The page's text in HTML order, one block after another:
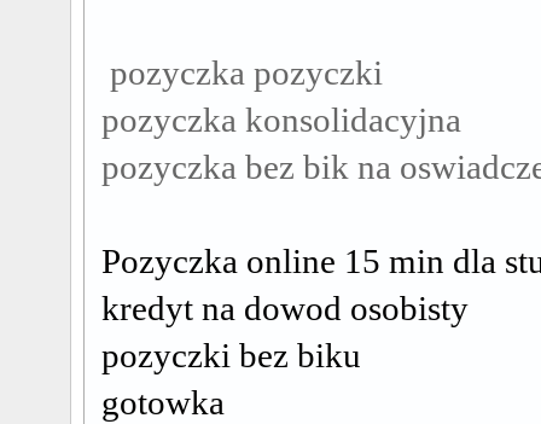
pozyczka pozyczki
pozyczka konsolidacyjna
pozyczka bez bik na
Pozyczka online 15 min dla
kredyt na dowod osobisty
pozyczki bez biku
gotowka